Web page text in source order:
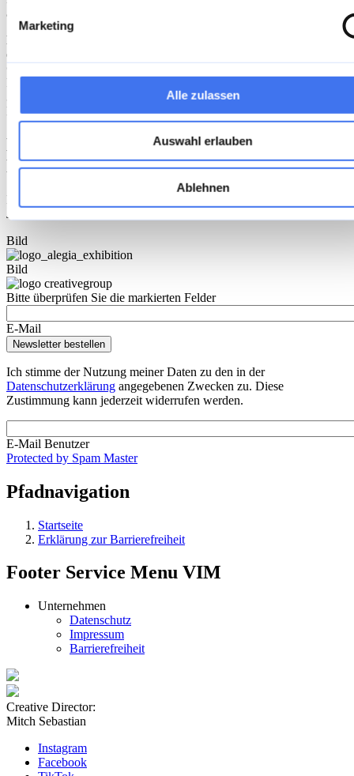
Marketing
Alle zulassen
Auswahl erlauben
Ablehnen
an:
MLBF (in Errichtung)
c/o Ministerium für Arbeit, Soziales, Gesundheit und
Gleichstellung Sachsen-Anhalt
Postfach 39 11 55
39135 Magdeburg
E-​Mail:MLBF@ms.sachsen-​anhalt.de
Erstellung dieser Erklärung zur
Barrierefreiheit
Diese Erklärung wurde am 27. Juni 2025 erstellt und zuletzt am 30.
Juni 2025 aktualisiert.
Bild
Bild
Bitte überprüfen Sie die markierten Felder
E-Mail
Ich stimme der Nutzung meiner Daten zu den in der
Datenschutzerklärung angegebenen Zwecken zu. Diese
Zustimmung kann jederzeit widerrufen werden.
E-Mail Benutzer
Protected by Spam Master
Pfadnavigation
Startseite
Erklärung zur Barrierefreiheit
Footer Service Menu VIM
Unternehmen
Datenschutz
Impressum
Barrierefreiheit
Creative Director:
Mitch Sebastian
Instagram
Facebook